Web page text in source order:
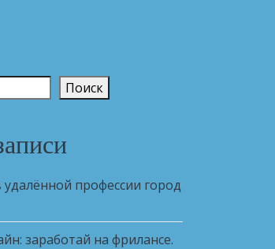
Поиск
профессии город
заработай на фрилансе.